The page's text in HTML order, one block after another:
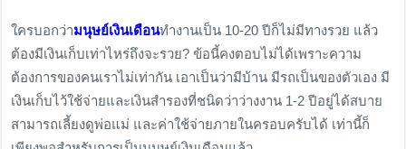
ใครบอกว่ามนุษย์เงินเดือนทำงานเป็น 10-20 ปีก็ไม่มีทางรวย แล้ว
ต้องมีเงินเก็บเท่าไหร่ถึงจะรวย? ข้อนี้คงตอบไม่ได้เพราะความ
ต้องการของคนเราไม่เท่ากัน เอาเป็นว่ามีบ้าน มีรถเป็นของตัวเอง มี
เงินเก็บไว้ใช้จ่ายและเงินสำรองที่ชนิดว่าว่างงาน 1-2 ปีอยู่ได้สบาย
สามารถเลี้ยงดูพ่อแม่ และค่าใช้จ่ายภายในครอบครับได้ เท่านี้ก็